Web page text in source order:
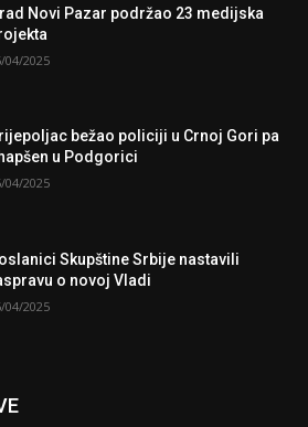
Novi Pazar podržao 23 medijska
04/2025
bežao policiji u Crnoj Gori pa
u Podgorici
04/2025
Skupštine Srbije nastavili
o novoj Vladi
04/2025